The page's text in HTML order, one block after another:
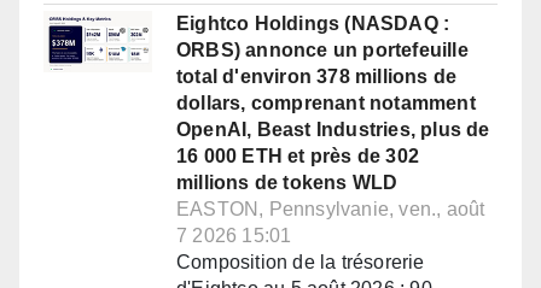
Eightco Holdings (NASDAQ :
ORBS) annonce un portefeuille
total d'environ 378 millions de
dollars, comprenant notamment
OpenAI, Beast Industries, plus de
16 000 ETH et près de 302
millions de tokens WLD
EASTON, Pennsylvanie, ven., août
7 2026 15:01
Composition de la trésorerie